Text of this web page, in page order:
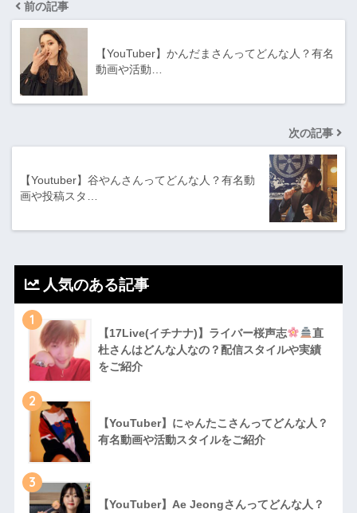
前の記事
【YouTuber】かんだまさんってどんな人？有名
動画や活動…
次の記事
【Youtuber】谷やんさんってどんな人？有名動
画や投稿スタ…
人気のある記事
1
【17Live(イチナナ)】ライバー桜声志
直
杜さんはどんな人なの？配信スタイルや実績
をご紹介
2
【YouTuber】にゃんたこさんってどんな⼈？
有名動画や活動スタイルをご紹介
3
【YouTuber】Ae Jeongさんってどんな⼈？